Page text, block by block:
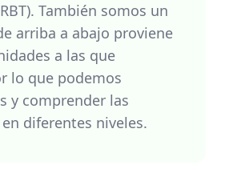
También somos un
arriba a abajo proviene
a las que
lo que podemos
y comprender las
diferentes niveles.